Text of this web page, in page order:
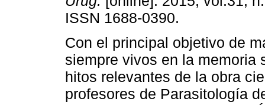
ISSN 1688-0390.
Con el principal objetivo de
siempre vivos en la memoria
hitos relevantes de la obra
profesores de Parasitología